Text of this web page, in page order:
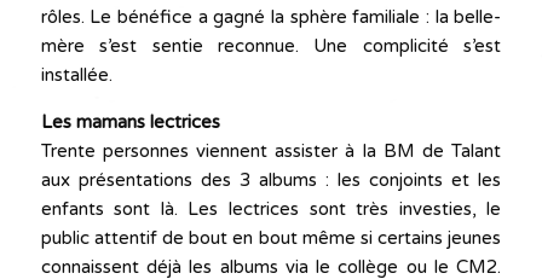
rôles. Le bénéfice a gagné la sphère familiale : la belle-
mère s’est sentie reconnue. Une complicité s’est
installée.
Les mamans lectrices
Trente personnes viennent assister à la BM de Talant
aux présentations des 3 albums : les conjoints et les
enfants sont là. Les lectrices sont très investies, le
public attentif de bout en bout même si certains jeunes
connaissent déjà les albums via le collège ou le CM2.